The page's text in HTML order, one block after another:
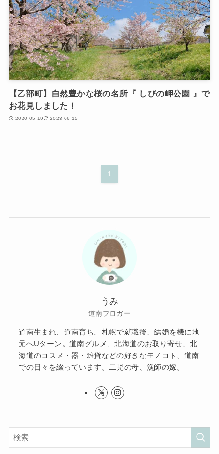
【乙部町】自然豊かな桜の名所『 しびの岬公園 』で
お花見しました！
2020-05-19 2023-06-15
1
うみ
道南ブロガー
道南生まれ、道南育ち。札幌で就職後、結婚を機に地
元へUターン。道南グルメ、北海道のお取り寄せ、北
海道のコスメ・器・雑貨などの好きなモノコト、道南
での日々を綴っています。二児の母、漁師の嫁。